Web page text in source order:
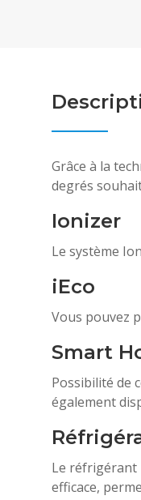
Grâce à la
degrés
Ionizer
Le système
iEco
Vous pouvez
Smart
Possibilité de
également
Le réfrigérant
efficace,